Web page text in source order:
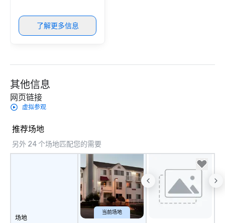
了解更多信息
其他信息
网页链接
虚拟参观
推荐场地
另外 24 个场地匹配您的需要
场地
当前场地